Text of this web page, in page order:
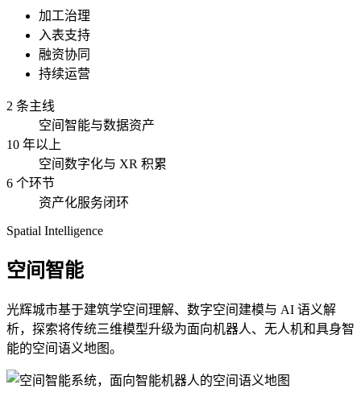
加工治理
入表支持
融资协同
持续运营
2 条主线
空间智能与数据资产
10 年以上
空间数字化与 XR 积累
6 个环节
资产化服务闭环
Spatial Intelligence
空间智能
光辉城市基于建筑学空间理解、数字空间建模与 AI 语义解
析，探索将传统三维模型升级为面向机器人、无人机和具身智
能的空间语义地图。